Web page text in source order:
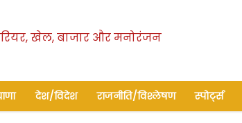
खेल, बाजार और मनोरंजन
देश/विदेश राजनीति/विश्लेषण स्पोर्ट्स